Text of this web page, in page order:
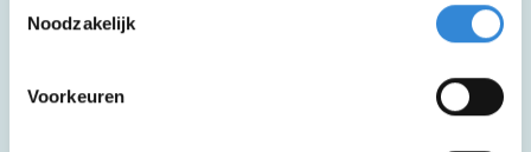
Noodzakelijk
Voorkeuren
Meer informatie
Deze activiteit is rolstoel toegankelijk.